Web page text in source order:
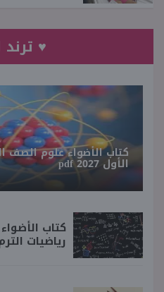
♥ ترند
كتاب الأضواء علوم الصف
الأول 2027 pdf
كتاب
رياضيات الترم